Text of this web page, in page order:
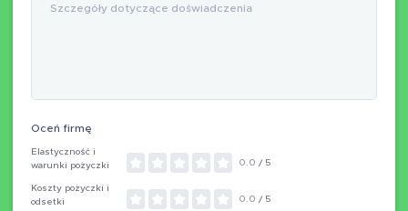
Oceń firmę
Elastyczność i
warunki pożyczki
0.0 / 5
Koszty pożyczki i
odsetki
0.0 / 5